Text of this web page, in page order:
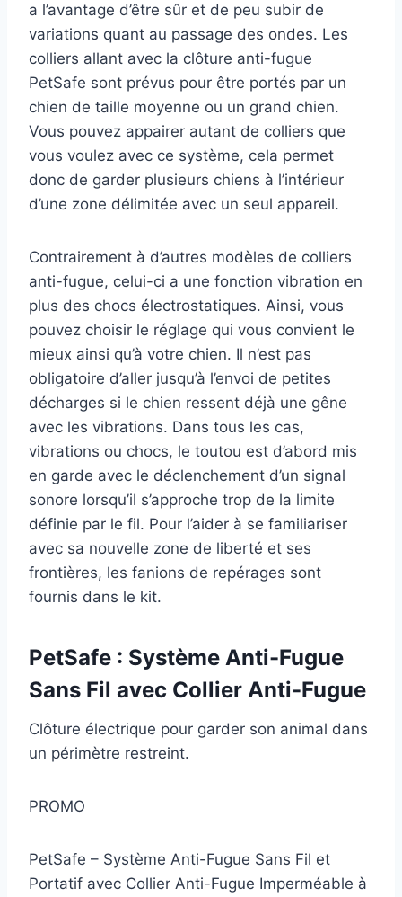
a l’avantage d’être sûr et de peu subir de
variations quant au passage des ondes. Les
colliers allant avec la clôture anti-fugue
PetSafe sont prévus pour être portés par un
chien de taille moyenne ou un grand chien.
Vous pouvez appairer autant de colliers que
vous voulez avec ce système, cela permet
donc de garder plusieurs chiens à l’intérieur
d’une zone délimitée avec un seul appareil.
Contrairement à d’autres modèles de colliers
anti-fugue, celui-ci a une fonction vibration en
plus des chocs électrostatiques. Ainsi, vous
pouvez choisir le réglage qui vous convient le
mieux ainsi qu’à votre chien. Il n’est pas
obligatoire d’aller jusqu’à l’envoi de petites
décharges si le chien ressent déjà une gêne
avec les vibrations. Dans tous les cas,
vibrations ou chocs, le toutou est d’abord mis
en garde avec le déclenchement d’un signal
sonore lorsqu’il s’approche trop de la limite
définie par le fil. Pour l’aider à se familiariser
avec sa nouvelle zone de liberté et ses
frontières, les fanions de repérages sont
fournis dans le kit.
PetSafe : Système Anti-Fugue
Sans Fil avec Collier Anti-Fugue
Clôture électrique pour garder son animal dans
un périmètre restreint.
PROMO
PetSafe – Système Anti-Fugue Sans Fil et
Portatif avec Collier Anti-Fugue Imperméable à